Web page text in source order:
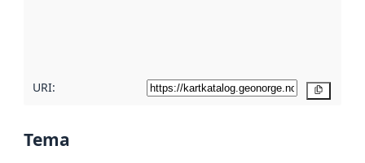
URI:
Tema